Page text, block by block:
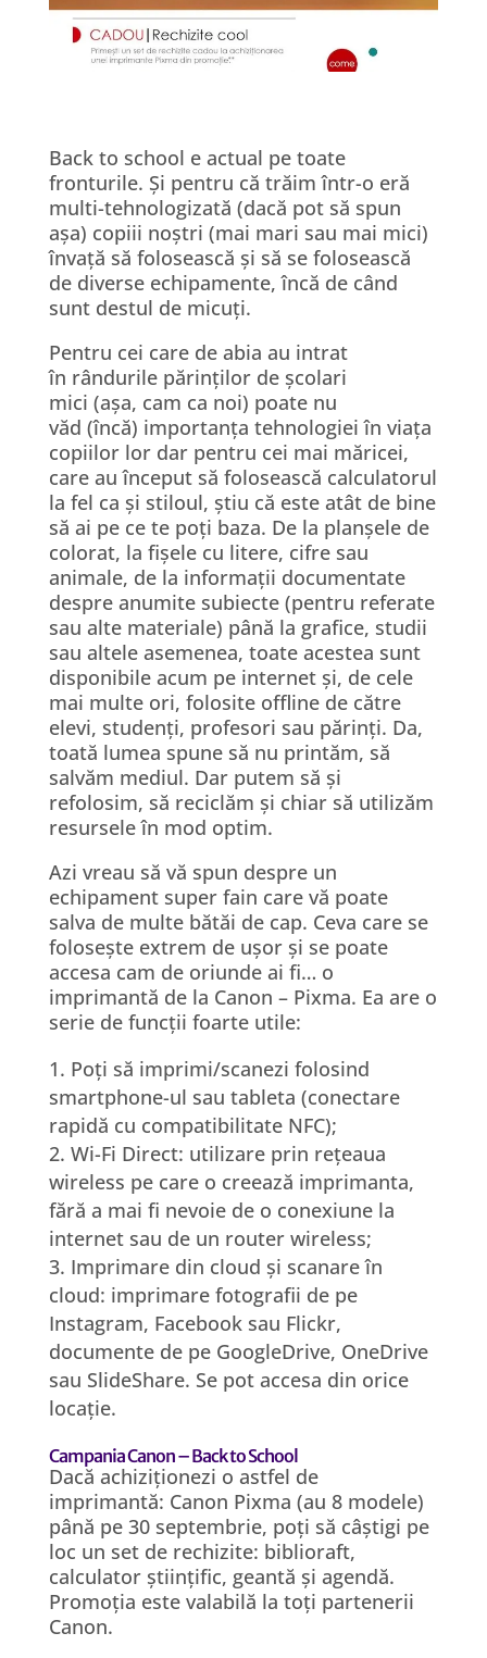
Back to school e actual pe toate
fronturile. Și pentru că trăimîntr-o eră
multi-tehnologizată (dacă pot să spun
așa) copiii noștri (mai mari sau mai mici)
învață să folosească și să se folosească
de diverse echipamente,încă de când
sunt destul de micuți.
Pentru cei care de abia au intrat
în rândurile părinților de școlari
mici (așa, cam ca noi) poate nu
văd (încă) importanța tehnologieiîn viața
copiilor lor dar pentru cei mai măricei,
care auînceput să folosească calculatorul
la fel ca și stiloul, știu că este atât de bine
să ai pe ce te poți baza. De la planșele de
colorat, la fișele cu litere, cifre sau
animale, de la informații documentate
despre anumite subiecte (pentru referate
sau alte materiale) până la grafice, studii
sau altele asemenea, toate acestea sunt
disponibile acum pe internet și, de cele
mai multe ori, folosite offline de către
elevi, studenți, profesori sau părinți. Da,
toată lumea spune să nu printăm, să
salvăm mediul. Dar putem să și
refolosim, să reciclăm și chiar să utilizăm
resurseleîn mod optim.
Azi vreau să vă spun despre un
echipament super fain care vă poate
salva de multe bătăi de cap. Ceva care se
folosește extrem de ușor și se poate
accesa cam de oriunde ai fi… o
imprimantă de la Canon – Pixma. Ea are o
serie de funcții foarte utile:
Poți să imprimi/scanezi folosind
smartphone-ul sau tableta (conectare
rapidă cu compatibilitate NFC);
Wi-Fi Direct: utilizare prin rețeaua
wireless pe care o creează imprimanta,
fără a mai fi nevoie de o conexiune la
internet sau de un router wireless;
Imprimare din cloud și scanare în
cloud: imprimare fotografii de pe
Instagram, Facebook sau Flickr,
documente de pe GoogleDrive, OneDrive
sau SlideShare. Se pot accesa din orice
locație.
Campania Canon – Back to School
Dacă achiziționezi o astfel de
imprimantă: Canon Pixma (au 8 modele)
până pe 30 septembrie, poți să câștigi pe
loc un set de rechizite: biblioraft,
calculator științific, geantă și agendă.
Promoția este valabilă la toți partenerii
Canon.